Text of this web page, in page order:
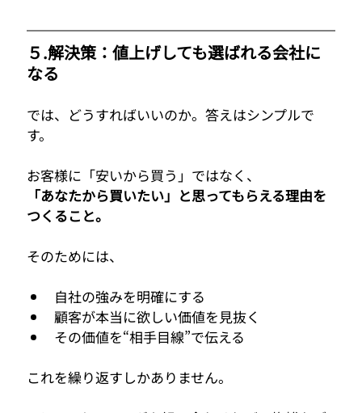
５.解決策：値上げしても選ばれる会社に
なる
では、どうすればいいのか。答えはシンプルで
す。
お客様に「安いから買う」ではなく、
「あなたから買いたい」と思ってもらえる理由を
つくること。
そのためには、
自社の強みを明確にする
顧客が本当に欲しい価値を見抜く
その価値を“相手目線”で伝える
これを繰り返すしかありません。